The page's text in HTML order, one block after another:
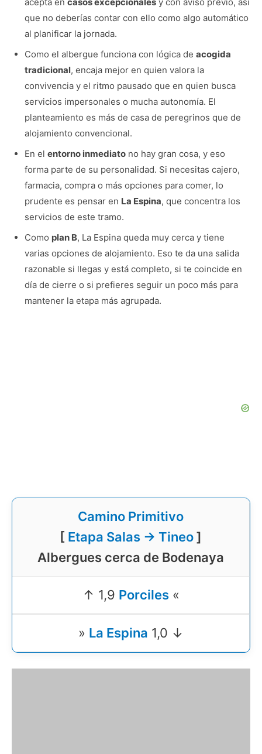
acepta en casos excepcionalesy con aviso previo, así
que no deberías contar con ello como algo automático
al planificar la jornada.
Como el albergue funciona con lógica de acogida
tradicional, encaja mejor en quien valora la
convivencia y el ritmo pausado que en quien busca
servicios impersonales o mucha autonomía. El
planteamiento es más de casa de peregrinos que de
alojamiento convencional.
En el entorno inmediatono hay gran cosa, y eso
forma parte de su personalidad. Si necesitas cajero,
farmacia, compra o más opciones para comer, lo
prudente es pensar en La Espina, que concentra los
servicios de este tramo.
Como plan B, La Espina queda muy cerca y tiene
varias opciones de alojamiento. Eso te da una salida
razonable si llegas y está completo, si te coincide en
día de cierre o si prefieres seguir un poco más para
mantener la etapa más agrupada.
Camino Primitivo
[ Etapa Salas → Tineo]
Albergues cerca de Bodenaya
↑ 1,9 Porciles«
» La Espina 1,0 ↓